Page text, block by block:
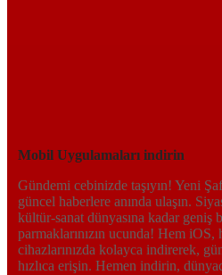
Tarafsız, dinamik ve
bir yelpazede sunduğu haberlerle,
neler olup bittiğini anında
Mobil Uygulamaları indirin
Gündemi cebinizde taşıyın! Yeni
güncel haberlere anında ulaşın.
kültür-sanat dünyasına kadar geniş
parmaklarınızın ucunda! Hem
cihazlarınızda kolayca indirerek,
hızlıca erişin. Hemen indirin,